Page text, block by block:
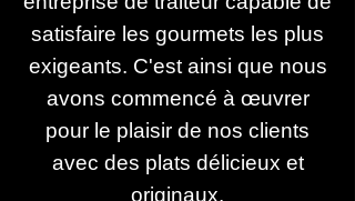
satisfaire les gourmets les plus
exigeants. C'est ainsi que nous
avons commencé à œuvrer
pour le plaisir de nos clients
avec des plats délicieux et
originaux.